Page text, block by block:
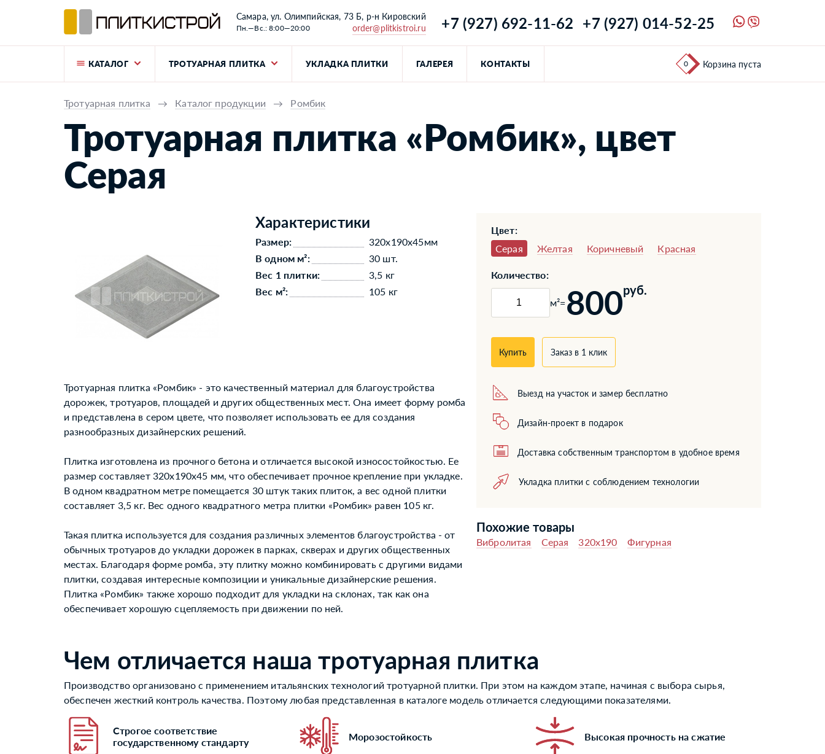
Самара, ул. Олимпийская, 73 Б, р-н Кировский
Пн.—Вс.: 8:00—20:00 order@plitkistroi.ru +7 (927) 692-11-62 +7 (927) 014-52-25
КАТАЛОГ ТРОТУАРНАЯ ПЛИТКА УКЛАДКА ПЛИТКИ ГАЛЕРЕЯ КОНТАКТЫ 0 Корзина пуста
Тротуарная плитка → Каталог продукции → Ромбик
Тротуарная плитка «Ромбик», цвет
Серая
Характеристики
Размер:
320x190x45мм
В одном м²:
30 шт.
Вес 1 плитки:
3,5 кг
Вес м²:
105 кг
Тротуарная плитка «Ромбик» - это качественный материал для благоустройства
дорожек, тротуаров, площадей и других общественных мест. Она имеет форму ромба
и представлена в сером цвете, что позволяет использовать ее для создания
разнообразных дизайнерских решений.
Плитка изготовлена из прочного бетона и отличается высокой износостойкостью. Ее
размер составляет 320x190x45 мм, что обеспечивает прочное крепление при укладке.
В одном квадратном метре помещается 30 штук таких плиток, а вес одной плитки
составляет 3,5 кг. Вес одного квадратного метра плитки «Ромбик» равен 105 кг.
Такая плитка используется для создания различных элементов благоустройства - от
обычных тротуаров до укладки дорожек в парках, скверах и других общественных
местах. Благодаря форме ромба, эту плитку можно комбинировать с другими видами
плитки, создавая интересные композиции и уникальные дизайнерские решения.
Плитка «Ромбик» также хорошо подходит для укладки на склонах, так как она
обеспечивает хорошую сцепляемость при движении по ней.
Цвет:
Серая
Желтая Коричневый Красная
Количество:
м²= 800руб.
Купить Заказ в 1 клик
Выезд на участок и замер бесплатно
Дизайн-проект в подарок
Доставка собственным транспортом в удобное время
Укладка плитки с соблюдением технологии
Похожие товары
Вибролитая Серая 320x190 Фигурная
Чем отличается наша тротуарная плитка
Производство организовано с применением итальянских технологий тротуарной плитки. При этом на каждом этапе, начиная с выбора сырья,
обеспечен жесткий контроль качества. Поэтому любая представленная в каталоге модель отличается следующими показателями.
Строгое соответствие
государственному стандарту
Морозостойкость Высокая прочность на сжатие